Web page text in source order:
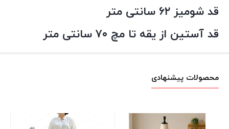
قد شومیز ۶۲ سانتی متر
قد آستین از یقه تا مچ ۷۰ سانتی متر
محصولات پیشنهادی